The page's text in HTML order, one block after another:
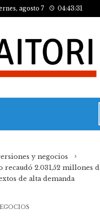
agosto 7 04:43:31
y negocios
recaudó 2.031,52 millones
de alta demanda